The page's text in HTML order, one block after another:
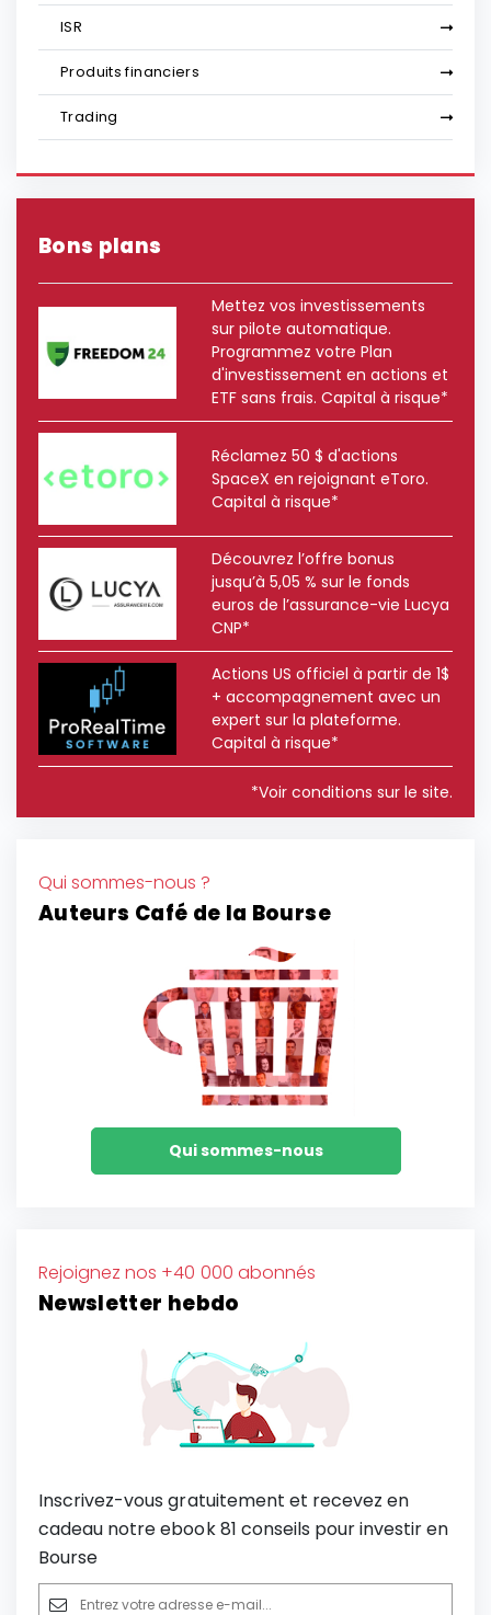
ISR
Produits financiers
Trading
Bons plans
Mettez vos investissements
sur pilote automatique.
Programmez votre Plan
d'investissement en actions et
ETF sans frais. Capital à risque*
Réclamez 50 $ d'actions
SpaceX en rejoignant eToro.
Capital à risque*
Découvrez l’offre bonus
jusqu’à 5,05 % sur le fonds
euros de l’assurance-vie Lucya
CNP*
Actions US officiel à partir de 1$
+ accompagnement avec un
expert sur la plateforme.
Capital à risque*
*Voir conditions sur le site.
Qui sommes-nous ?
Auteurs Café de la Bourse
Qui sommes-nous
Rejoignez nos +40 000 abonnés
Newsletter hebdo
Inscrivez-vous gratuitement et recevez en
cadeau notre ebook 81 conseils pour investir en
Bourse